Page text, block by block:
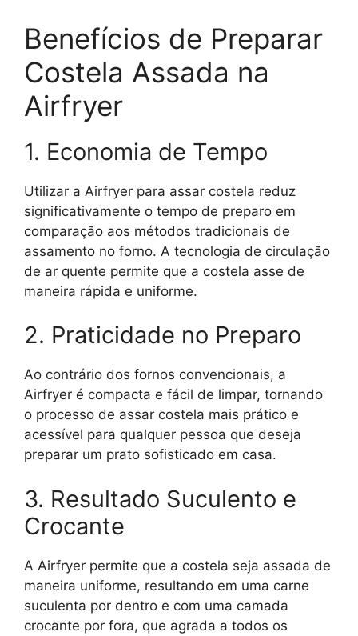
Benefícios de Preparar
Costela Assada na
Airfryer
1. Economia de Tempo
Utilizar a Airfryer para assar costela reduz
significativamente o tempo de preparo em
comparação aos métodos tradicionais de
assamento no forno. A tecnologia de circulação
de ar quente permite que a costela asse de
maneira rápida e uniforme.
2. Praticidade no Preparo
Ao contrário dos fornos convencionais, a
Airfryer é compacta e fácil de limpar, tornando
o processo de assar costela mais prático e
acessível para qualquer pessoa que deseja
preparar um prato sofisticado em casa.
3. Resultado Suculento e
Crocante
A Airfryer permite que a costela seja assada de
maneira uniforme, resultando em uma carne
suculenta por dentro e com uma camada
crocante por fora, que agrada a todos os